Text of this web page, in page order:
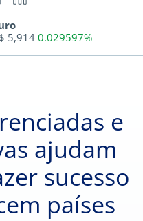
5,9140.029597%
e
ajudam
sucesso
países